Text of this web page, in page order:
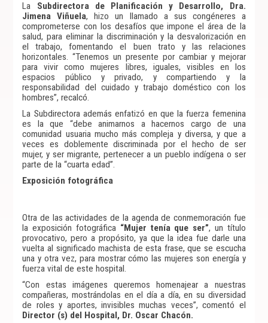
La Subdirectora de Planificación y Desarrollo, Dra.
Jimena Viñuela, hizo un llamado a sus congéneres a
comprometerse con los desafíos que impone el área de la
salud, para eliminar la discriminación y la desvalorización en
el trabajo, fomentando el buen trato y las relaciones
horizontales. “Tenemos un presente por cambiar y mejorar
para vivir como mujeres libres, iguales, visibles en los
espacios público y privado, y compartiendo y la
responsabilidad del cuidado y trabajo doméstico con los
hombres”, recalcó.
La Subdirectora además enfatizó en que la fuerza femenina
es la que “debe animarnos a hacernos cargo de una
comunidad usuaria mucho más compleja y diversa, y que a
veces es doblemente discriminada por el hecho de ser
mujer, y ser migrante, pertenecer a un pueblo indígena o ser
parte de la “cuarta edad”.
Exposición fotográfica
Otra de las actividades de la agenda de conmemoración fue
la exposición fotográfica “Mujer tenía que ser”, un título
provocativo, pero a propósito, ya que la idea fue darle una
vuelta al significado machista de esta frase, que se escucha
una y otra vez, para mostrar cómo las mujeres son energía y
fuerza vital de este hospital.
“Con estas imágenes queremos homenajear a nuestras
compañeras, mostrándolas en el día a día, en su diversidad
de roles y aportes, invisibles muchas veces”, comentó el
Director (s) del Hospital, Dr. Oscar Chacón.